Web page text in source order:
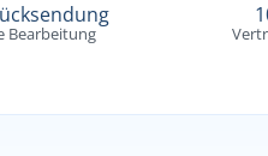
Bearbeitung